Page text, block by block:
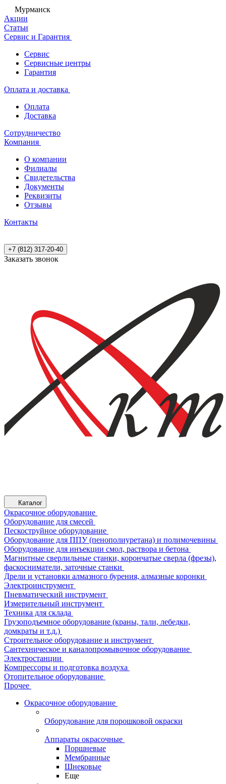
Мурманск
Акции
Статьи
Сервис и Гарантия
Сервис
Сервисные центры
Гарантия
Оплата и доставка
Оплата
Доставка
Сотрудничество
Компания
О компании
Филиалы
Свидетельства
Документы
Реквизиты
Отзывы
Контакты
+7 (812) 317-20-40
Заказать звонок
Каталог
Окрасочное оборудование
Оборудование для смесей
Пескоструйное оборудование
Оборудование для ППУ (пенополиуретана) и полимочевины
Оборудование для инъекции смол, раствора и бетона
Магнитные сверлильные станки, корончатые сверла (фрезы),
фаскосниматели, заточные станки
Дрели и установки алмазного бурения, алмазные коронки
Электроинструмент
Пневматический инструмент
Измерительный инструмент
Техника для склада
Грузоподъемное оборудование (краны, тали, лебедки,
домкраты и т.д.)
Строительное оборудование и инструмент
Сантехническое и каналопромывочное оборудование
Электростанции
Компрессоры и подготовка воздуха
Отопительное оборудование
Прочее
Окрасочное оборудование
Оборудование для порошковой окраски
Аппараты окрасочные
Поршневые
Мембранные
Шнековые
Еще